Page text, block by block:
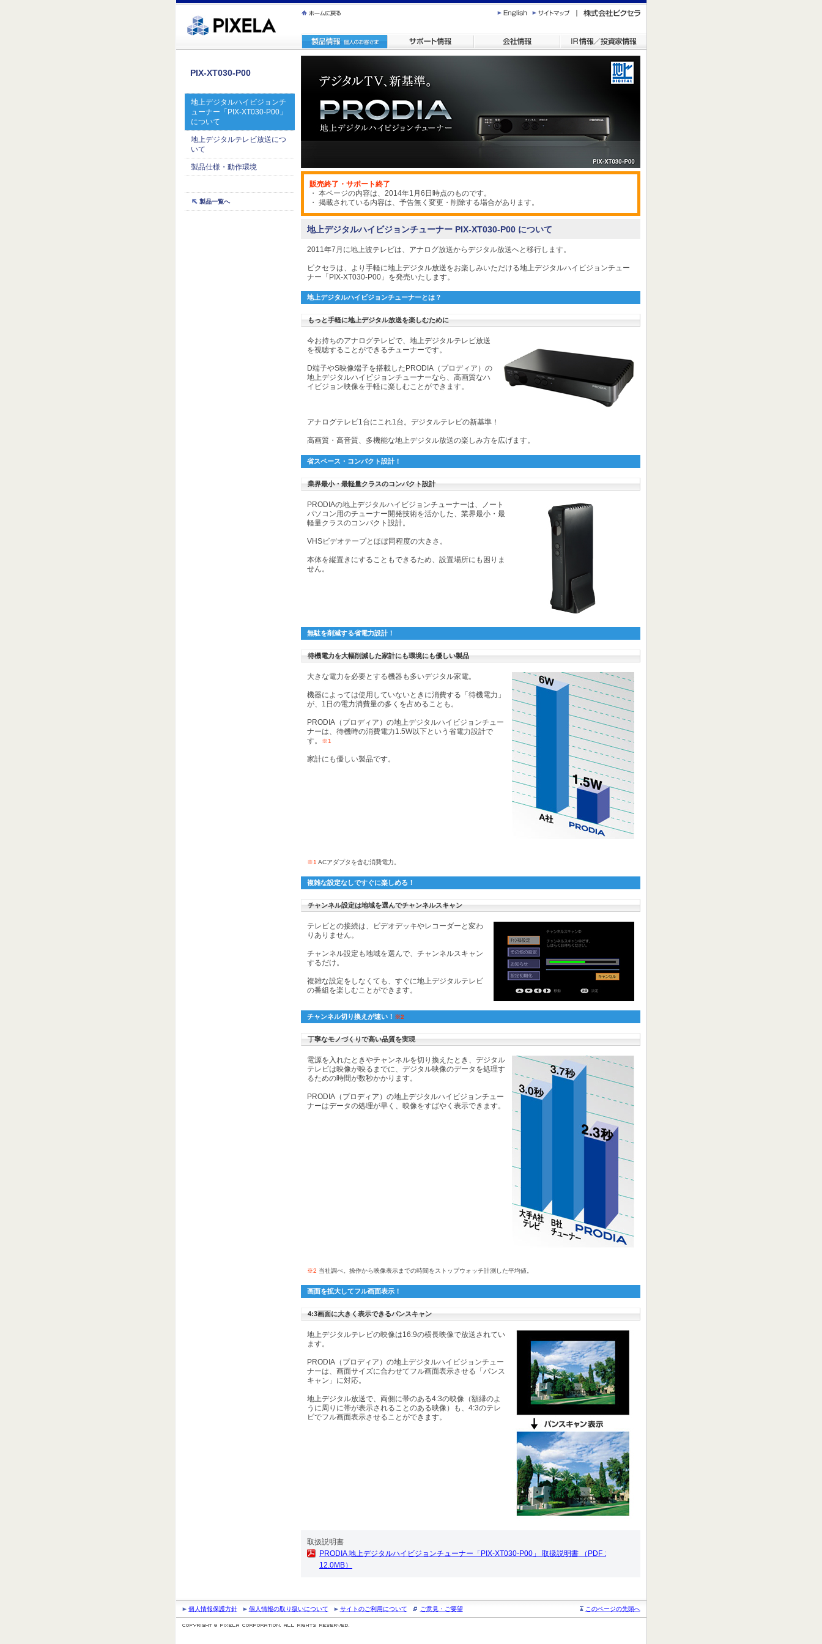
ｸ蜀�ｒ遘ｻ蜍輔☆繧九◆繧√�繝ｪ繝ｳ繧ｯ縺ｧ縺吶�
PIX-XT030-P00
地上デジタルハイビジョンチ
ューナー「PIX-XT030-P00」
について
地上デジタルテレビ放送につ
いて
製品仕様・動作環境
製品一覧へ
販売終了・サポート終了
・ 本ページの内容は、2014年1月6日時点のものです。
・ 掲載されている内容は、予告無く変更・削除する場合があります。
地上デジタルハイビジョンチューナー PIX-XT030-P00 について
2011年7月に地上波テレビは、アナログ放送からデジタル放送へと移行します。
ピクセラは、より手軽に地上デジタル放送をお楽しみいただける地上デジタルハイビジョンチュー
ナー「PIX-XT030-P00」を発売いたします。
地上デジタルハイビジョンチューナーとは？
もっと手軽に地上デジタル放送を楽しむために
今お持ちのアナログテレビで、地上デジタルテレビ放送
を視聴することができるチューナーです。
D端子やS映像端子を搭載したPRODIA（プロディア）の
地上デジタルハイビジョンチューナーなら、高画質なハ
イビジョン映像を手軽に楽しむことができます。
アナログテレビ1台にこれ1台。デジタルテレビの新基準！
高画質・高音質、多機能な地上デジタル放送の楽しみ方を広げます。
省スペース・コンパクト設計！
業界最小・最軽量クラスのコンパクト設計
PRODIAの地上デジタルハイビジョンチューナーは、ノート
パソコン用のチューナー開発技術を活かした、業界最小・最
軽量クラスのコンパクト設計。
VHSビデオテープとほぼ同程度の大きさ。
本体を縦置きにすることもできるため、設置場所にも困りま
せん。
無駄を削減する省電力設計！
待機電力を大幅削減した家計にも環境にも優しい製品
大きな電力を必要とする機器も多いデジタル家電。
機器によっては使用していないときに消費する「待機電力」
が、1日の電力消費量の多くを占めることも。
PRODIA（プロディア）の地上デジタルハイビジョンチュー
ナーは、待機時の消費電力1.5W以下という省電力設計で
す。
※1
家計にも優しい製品です。
※1 ACアダプタを含む消費電力。
複雑な設定なしですぐに楽しめる！
チャンネル設定は地域を選んでチャンネルスキャン
テレビとの接続は、ビデオデッキやレコーダーと変わ
りありません。
チャンネル設定も地域を選んで、チャンネルスキャン
するだけ。
複雑な設定をしなくても、すぐに地上デジタルテレビ
の番組を楽しむことができます。
チャンネル切り換えが速い！ ※2
丁寧なモノづくりで高い品質を実現
電源を入れたときやチャンネルを切り換えたとき、デジタル
テレビは映像が映るまでに、デジタル映像のデータを処理す
るための時間が数秒かかります。
PRODIA（プロディア）の地上デジタルハイビジョンチュー
ナーはデータの処理が早く、映像をすばやく表示できます。
※2 当社調べ。操作から映像表示までの時間をストップウォッチ計測した平均値。
画面を拡大してフル画面表示！
4:3画面に大きく表示できるパンスキャン
地上デジタルテレビの映像は16:9の横長映像で放送されてい
ます。
PRODIA（プロディア）の地上デジタルハイビジョンチュー
ナーは、画面サイズに合わせてフル画面表示させる「パンス
キャン」に対応。
地上デジタル放送で、両側に帯のある4:3の映像（額縁のよ
うに周りに帯が表示されることのある映像）も、4:3のテレ
ビでフル画面表示させることができます。
取扱説明書
PRODIA 地上デジタルハイビジョンチューナー「PIX-XT030-P00」 取扱説明書 （PDF :
12.0MB）
個人情報保護方針 個人情報の取り扱いについて サイトのご利用について ご意見・ご要望 このページの先頭へ